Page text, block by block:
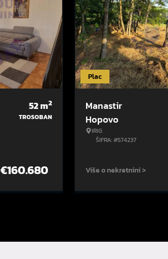
52m2
TROSOBAN
€160.680
Plac
Manastir
Hopovo
IRIG
ŠIFRA: #574237
Više o nekretnini >